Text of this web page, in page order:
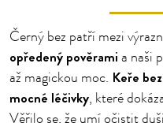
Černý bez patří mezi
opředený pověrami a naši
až magickou moc. Keře
mocné léčivky, které
Věřilo se, že umí očistit